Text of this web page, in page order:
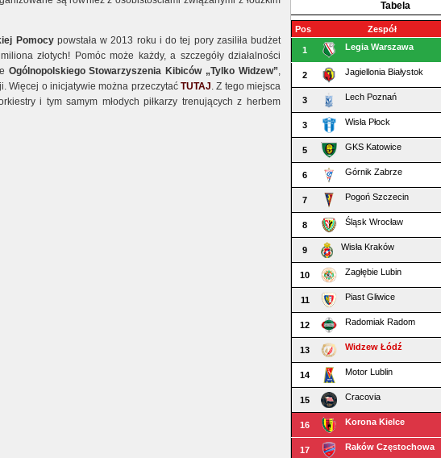
Pomocypowstała w 2013 roku i do tej pory zasiliła budżet
złotych! Pomóc może każdy, a szczegóły działalności
Ogólnopolskiego Stowarzyszenia Kibiców „Tylko Widzew”,
Więcej o inicjatywie można przeczytać TUTAJ. Z tego miejsca
i tym samym młodych piłkarzy trenujących z herbem
Tabela
Pos Zespół
1 Legia Warszawa
2 Jagiellonia Białystok
3 Lech Poznań
3 Wisła Płock
5 GKS Katowice
6 Górnik Zabrze
7 Pogoń Szczecin
8 Śląsk Wrocław
9 Wisła Kraków
10 Zagłębie Lubin
11 Piast Gliwice
12 Radomiak Radom
13 Widzew Łódź
14 Motor Lublin
15 Cracovia
16 Korona Kielce
17 Raków Częstochowa